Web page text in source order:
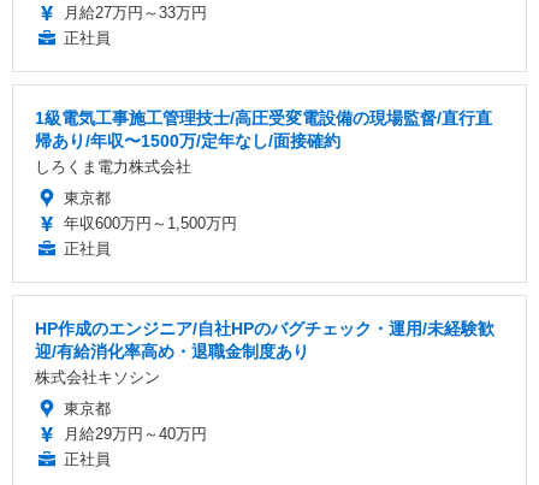
月給27万円～33万円
正社員
1級電気工事施工管理技士/高圧受変電設備の現場監督/直行直
帰あり/年収〜1500万/定年なし/面接確約
しろくま電力株式会社
東京都
年収600万円～1,500万円
正社員
HP作成のエンジニア/自社HPのバグチェック・運用/未経験歓
迎/有給消化率高め・退職金制度あり
株式会社キソシン
東京都
月給29万円～40万円
正社員